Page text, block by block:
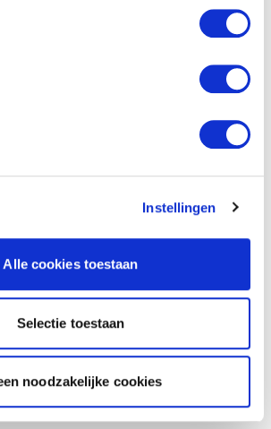
Instellingen
Alle cookies toestaan
Selectie toestaan
noodzakelijke cookies